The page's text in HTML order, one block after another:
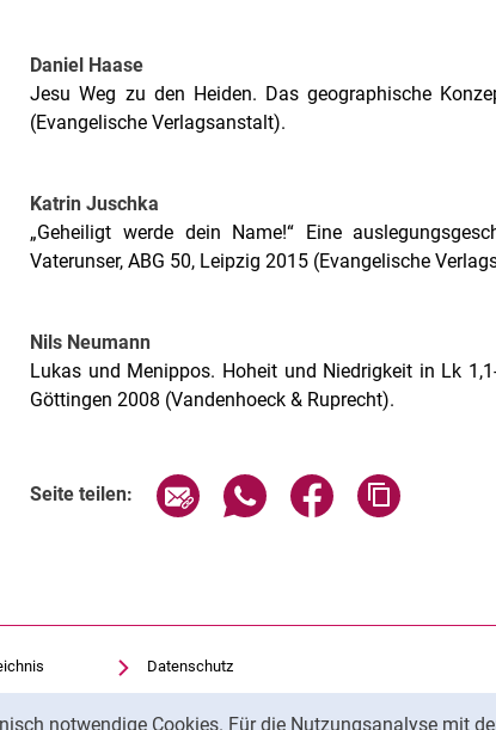
notwendige Cookies. Für die Nutzungsanalyse mit
Daniel Haase
Jesu Weg zu den Heiden. Das geographische
(Evangelische Verlagsanstalt).
Katrin Juschka
„Geheiligt werde dein Name!“ Eine
Vaterunser, ABG 50, Leipzig 2015 (Evangelische
Nils Neumann
Lukas und Menippos. Hoheit und Niedrigkeit in Lk
Göttingen 2008 (Vandenhoeck & Ruprecht).
Seite teilen: Seite über E-Mail teilen
Seite über WhatsApp
Seite über
Datenschutz
Barrierefreiheit